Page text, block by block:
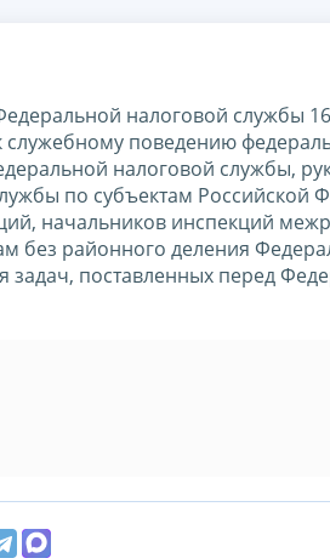
налоговой службы
поведению
налоговой службы,
по субъектам Российской
начальников инспекций
без районного деления
задач, поставленных перед